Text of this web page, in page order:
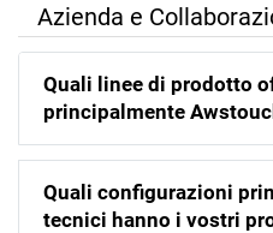
Azienda e
Quali linee di prodotto
principalmente
Quali configurazioni
tecnici hanno i vostri